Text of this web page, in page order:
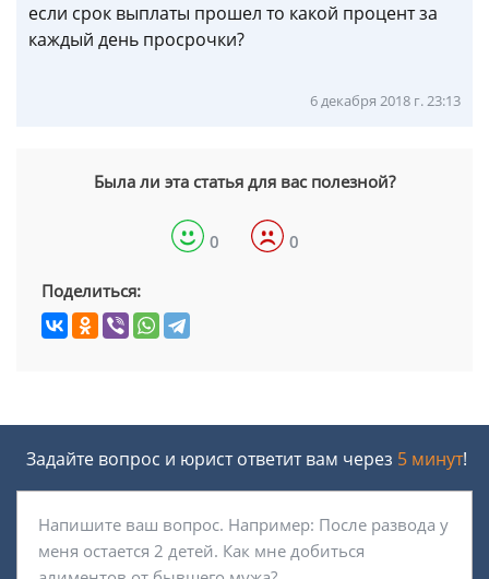
если срок выплаты прошел то какой процент за
каждый день просрочки?
6 декабря 2018 г. 23:13
Была ли эта статья для вас полезной?
0 0
Поделиться:
Задайте вопрос и юрист ответит вам через 5 минут!